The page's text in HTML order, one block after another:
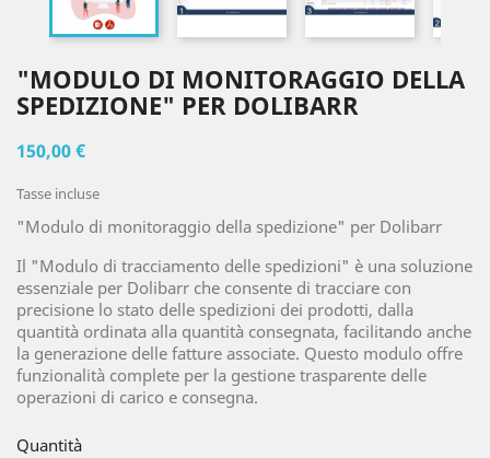
"MODULO DI MONITORAGGIO DELLA
SPEDIZIONE" PER DOLIBARR
150,00 €
Tasse incluse
"Modulo di monitoraggio della spedizione" per Dolibarr
Il "Modulo di tracciamento delle spedizioni" è una soluzione
essenziale per Dolibarr che consente di tracciare con
precisione lo stato delle spedizioni dei prodotti, dalla
quantità ordinata alla quantità consegnata, facilitando anche
la generazione delle fatture associate. Questo modulo offre
funzionalità complete per la gestione trasparente delle
operazioni di carico e consegna.
Quantità